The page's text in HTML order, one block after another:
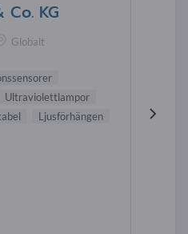
KG
Globalt
Ultraviolettlampor
Ljusförhängen